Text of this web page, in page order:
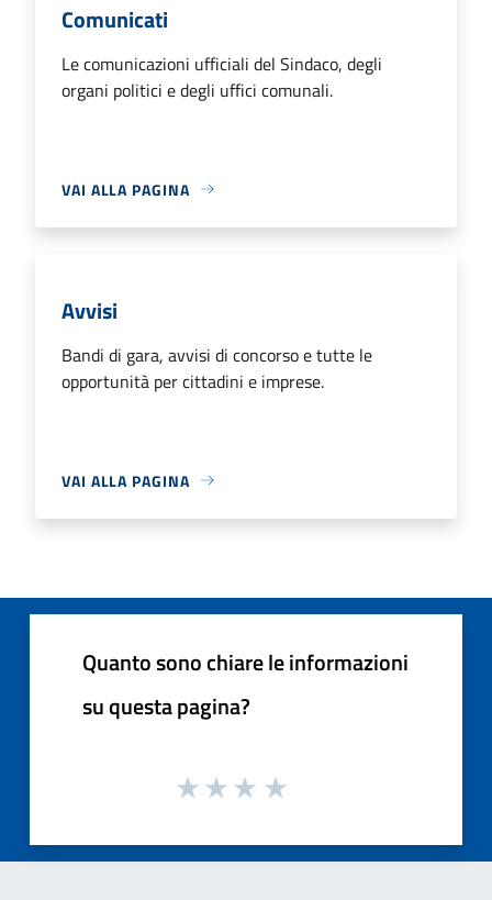
Comunicati
Le comunicazioni ufficiali del Sindaco, degli
organi politici e degli uffici comunali.
VAI ALLA PAGINA
Avvisi
Bandi di gara, avvisi di concorso e tutte le
opportunità per cittadini e imprese.
VAI ALLA PAGINA
Quanto sono chiare le informazioni
su questa pagina?